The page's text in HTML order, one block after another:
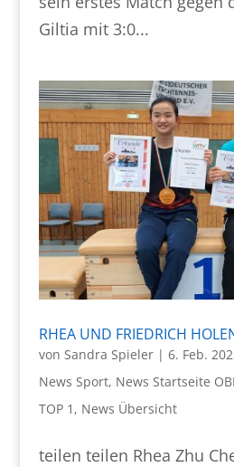
Giltia mit 3:0...
RHEA UND FRIEDRICH
von Sandra Spieler| 6. Feb.
News Sport, News Startseite
TOP 1 , News Übersicht
teilen teilen Rhea Zhu